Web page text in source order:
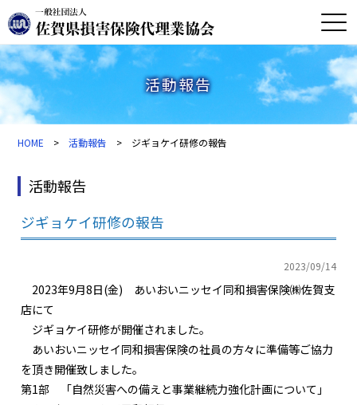
活動報告
HOME >活動報告 > ジギョケイ研修の報告
活動報告
ジギョケイ研修の報告
2023/09/14
2023年9月8日(金) あいおいニッセイ同和損害保険㈱佐賀支
店にて
ジギョケイ研修が開催されました。
あいおいニッセイ同和損害保険の社員の方々に準備等ご協力
を頂き開催致しました。
第1部 「自然災害への備えと事業継続力強化計画について」